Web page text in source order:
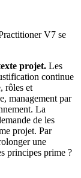
V7 se
projet. Les
continue
rôles et
management par
La
de les
projet. Par
une
principes prime ?